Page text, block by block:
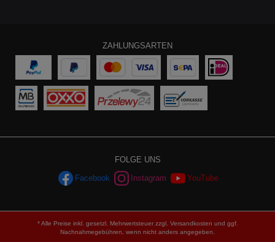
ZAHLUNGSARTEN
FOLGE UNS
Facebook Instagram YouTube
* Alle Preise inkl. gesetzl. Mehrwertsteuer zzgl. Versandkosten und ggf.
Nachnahmegebühren, wenn nicht anders angegeben.